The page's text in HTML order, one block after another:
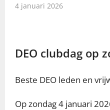
4 januari 2026
DEO clubdag op
Beste DEO leden en
Op zondag 4 januari